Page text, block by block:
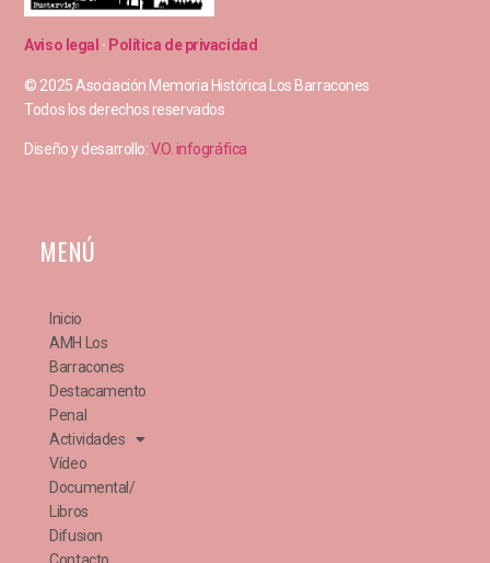
Aviso legal · Política de privacidad
© 2025 Asociación Memoria Histórica Los Barracones
Todos los derechos reservados
Diseño y desarrollo:V.O. infográfica
MENÚ
Inicio
AMH Los
Barracones
Destacamento
Penal
Actividades
Vídeo
Documental/
Libros
Difusion
Contacto